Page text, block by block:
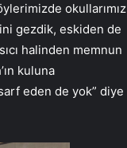
okullarımız
gezdik, eskiden de
halinden memnun
kuluna
eden de yok” diye